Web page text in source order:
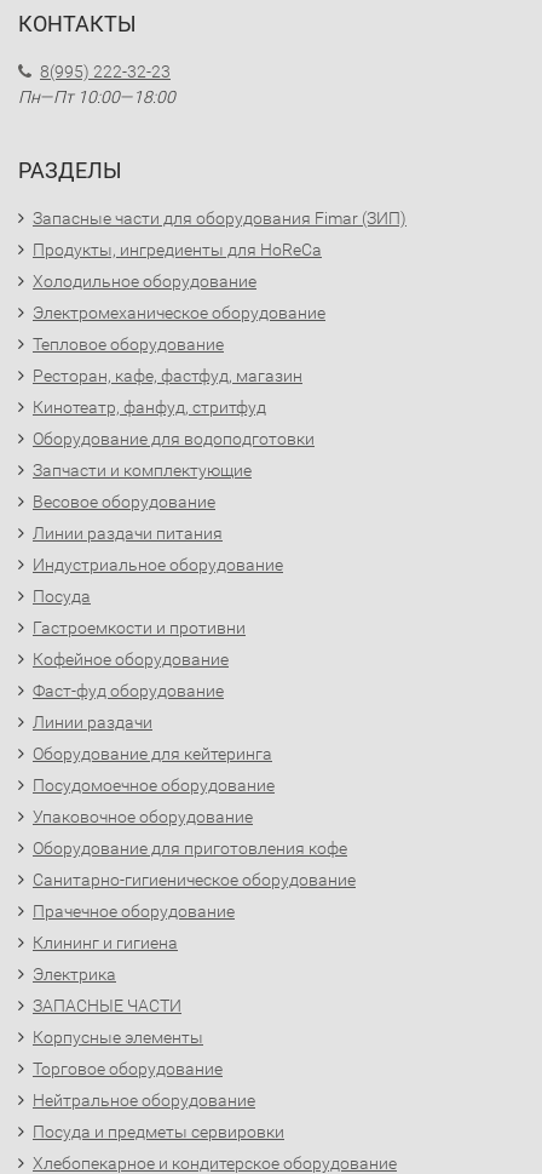
КОНТАКТЫ
8(995) 222-32-23
Пн—Пт 10:00—18:00
РАЗДЕЛЫ
Запасные части для оборудования Fimar (ЗИП)
Продукты, ингредиенты для HoReCa
Холодильное оборудование
Электромеханическое оборудование
Тепловое оборудование
Ресторан, кафе, фастфуд, магазин
Кинотеатр, фанфуд, стритфуд
Оборудование для водоподготовки
Запчасти и комплектующие
Весовое оборудование
Линии раздачи питания
Индустриальное оборудование
Посуда
Гастроемкости и противни
Кофейное оборудование
Фаст-фуд оборудование
Линии раздачи
Оборудование для кейтеринга
Посудомоечное оборудование
Упаковочное оборудование
Оборудование для приготовления кофе
Санитарно-гигиеническое оборудование
Прачечное оборудование
Клининг и гигиена
Электрика
ЗАПАСНЫЕ ЧАСТИ
Корпусные элементы
Торговое оборудование
Нейтральное оборудование
Посуда и предметы сервировки
Хлебопекарное и кондитерское оборудование